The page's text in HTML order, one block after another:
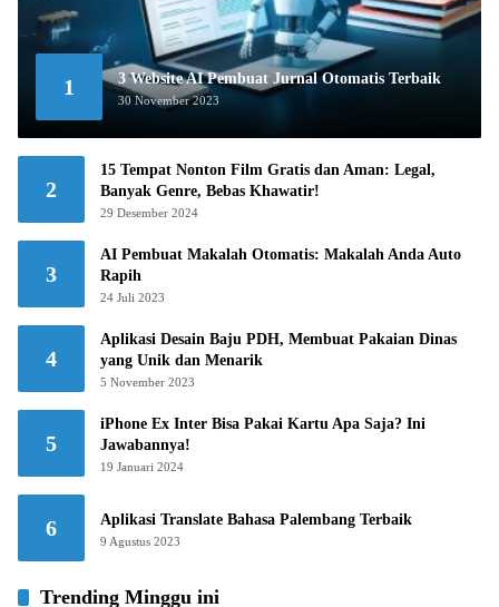
1 3 Website AI Pembuat Jurnal Otomatis Terbaik
30 November 2023
2
15 Tempat Nonton Film Gratis dan Aman: Legal,
Banyak Genre, Bebas Khawatir!
29 Desember 2024
3
AI Pembuat Makalah Otomatis: Makalah Anda Auto
Rapih
24 Juli 2023
4
Aplikasi Desain Baju PDH, Membuat Pakaian Dinas
yang Unik dan Menarik
5 November 2023
5
iPhone Ex Inter Bisa Pakai Kartu Apa Saja? Ini
Jawabannya!
19 Januari 2024
6 Aplikasi Translate Bahasa Palembang Terbaik
9 Agustus 2023
Trending Minggu ini